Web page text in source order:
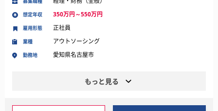
想定年収 350万円～550万円
業種 アウトソーシング
勤務地 愛知県名古屋市
雇用形態 正社員
もっと見る